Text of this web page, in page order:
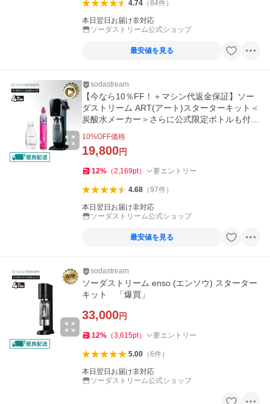
4.74（84件）
本日翌日お届け非対応
ソーダストリーム公式ショップ
最安値を見る
sodastream
【今なら10％FF！＋マシン代返金保証】ソー
ダストリーム ART(アート)スターターキット＜
炭酸水メーカー＞さらに公式限定ボトルも付い
10%OFF価格
19,800円
12% （2,169pt） 要エントリー
4.68（97件）
本日翌日お届け非対応
ソーダストリーム公式ショップ
最安値を見る
sodastream
ソーダストリーム enso (エンソウ) スターター
キット 「爆買」
33,000円
12% （3,615pt） 要エントリー
5.00（6件）
本日翌日お届け非対応
ソーダストリーム公式ショップ